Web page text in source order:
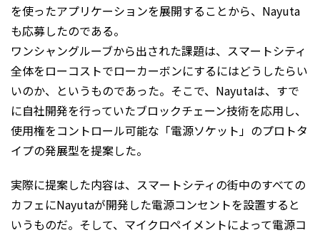
を使ったアプリケーションを展開することから、Nayuta
も応募したのである。
ワンシャングルーブから出された課題は、スマートシティ
全体をローコストでローカーボンにするにはどうしたらい
いのか、というものであった。そこで、Nayutaは、すで
に自社開発を行っていたブロックチェーン技術を応用し、
使用権をコントロール可能な「電源ソケット」のプロトタ
イプの発展型を提案した。
実際に提案した内容は、スマートシティの街中のすべての
カフェにNayutaが開発した電源コンセントを設置すると
いうものだ。そして、マイクロペイメントによって電源コ